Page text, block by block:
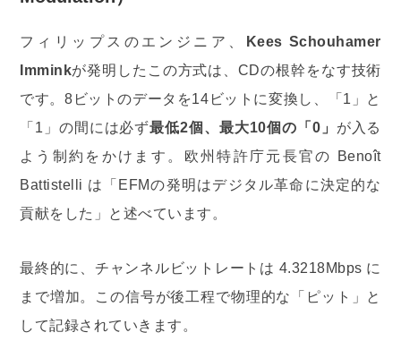
フィリップスのエンジニア、
Kees Schouhamer
Imminkが発明したこの方式は、CDの根幹をなす技術
です。8ビットのデータを14ビットに変換し、「1」と
「1」の間には必ず最低2個、最大10個の「0」 が入る
よう制約をかけます。欧州特許庁元長官の Benoît
Battistelli は「EFMの発明はデジタル革命に決定的な
貢献をした」と述べています。
最終的に、チャンネルビットレートは 4.3218Mbps に
まで増加。この信号が後工程で物理的な「ピット」と
して記録されていきます。